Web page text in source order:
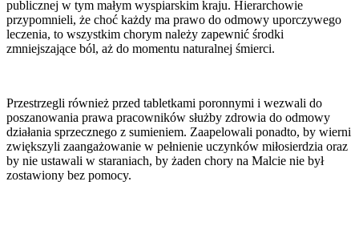
publicznej w tym małym wyspiarskim kraju. Hierarchowie
przypomnieli, że choć każdy ma prawo do odmowy uporczywego
leczenia, to wszystkim chorym należy zapewnić środki
zmniejszające ból, aż do momentu naturalnej śmierci.
Przestrzegli również przed tabletkami poronnymi i wezwali do
poszanowania prawa pracowników służby zdrowia do odmowy
działania sprzecznego z sumieniem. Zaapelowali ponadto, by wierni
zwiększyli zaangażowanie w pełnienie uczynków miłosierdzia oraz
by nie ustawali w staraniach, by żaden chory na Malcie nie był
zostawiony bez pomocy.